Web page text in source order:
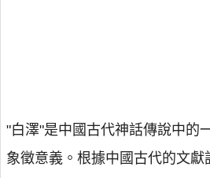
"白澤"是中國古代神話傳說中的
象徵意義。根據中國古代的文